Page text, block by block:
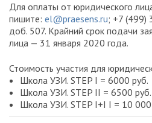
Для оплаты от юридического
пишите: el@praesens.ru; +7 (499)
доб. 507. Крайний срок подачи
лица — 31 января 2020 года.
Стоимость участия для
Школа УЗИ. STEP I = 6000 руб.
Школа УЗИ. STEP II = 6500 руб.
Школа УЗИ. STEP I+I I = 10 000